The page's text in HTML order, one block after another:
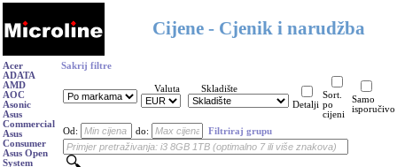
Cijene - Cjenik i narudžba
Acer
ADATA
AMD
AOC
Asonic
Asus
Commercial
Asus
Consumer
Asus Open
System
Sakrij filtre
Valuta
Skladište
Detalji
Sort.
po
cijeni
Samo
isporučivo
Od: do: Filtriraj grupu